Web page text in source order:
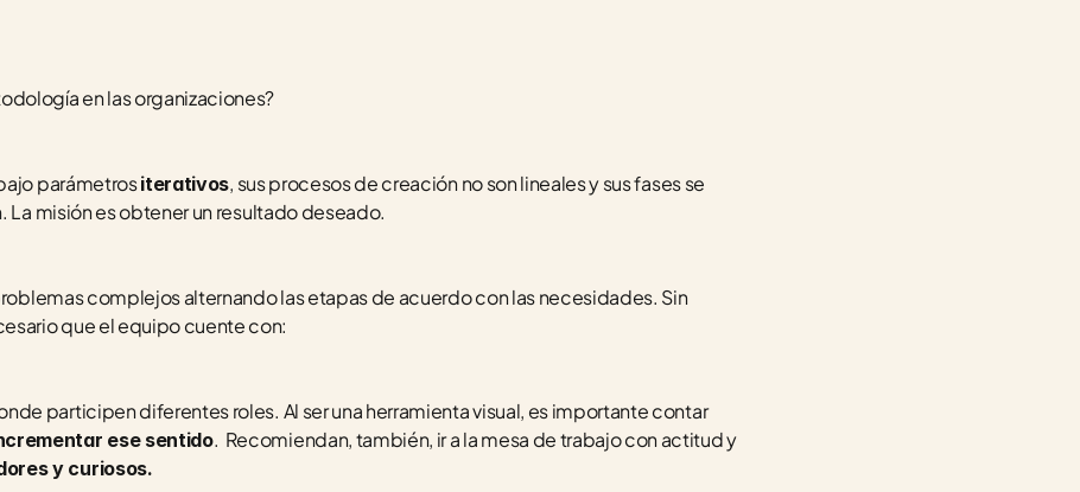
en las organizaciones?
parámetros iterativos, sus procesos de creación no son lineales y sus fases se
La misión es obtener un resultado deseado.
complejos alternando las etapas de acuerdo con las necesidades. Sin
que el equipo cuente con:
participen diferentes roles. Al ser una herramienta visual, es importante contar
ese sentido.  Recomiendan, también, ir a la mesa de trabajo con actitud y
y curiosos.